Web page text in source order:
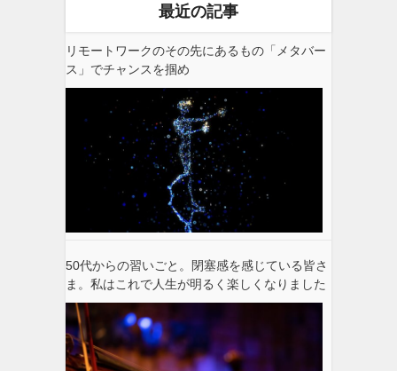
最近の記事
リモートワークのその先にあるもの「メタバー
ス」でチャンスを掴め
50代からの習いごと。閉塞感を感じている皆さ
ま。私はこれで人生が明るく楽しくなりました